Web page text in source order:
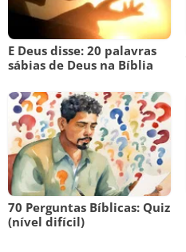
E Deus disse: 20 palavras
sábias de Deus na Bíblia
70 Perguntas Bíblicas: Quiz
(nível difícil)